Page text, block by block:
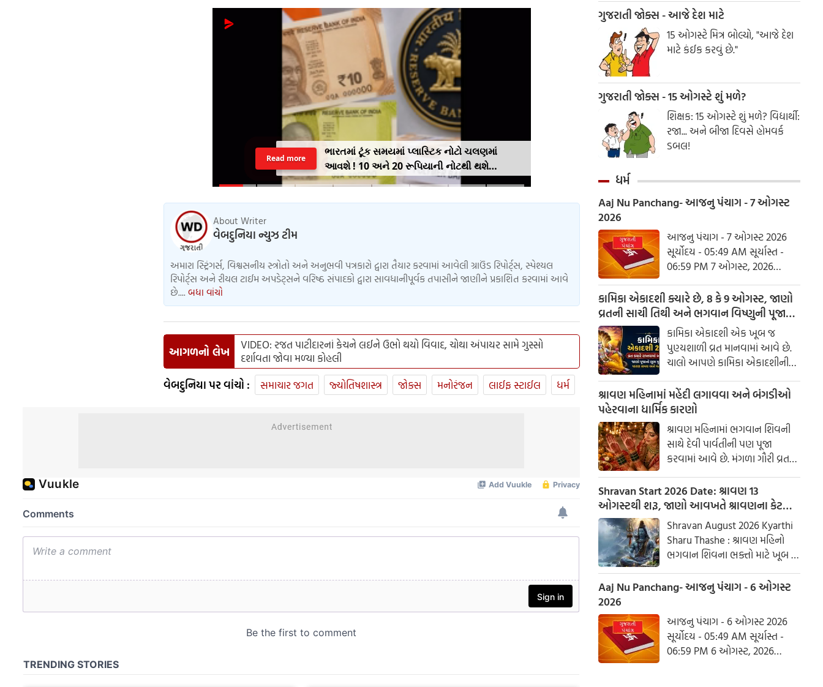
ભારતમાં ટૂંક સમયમાં પ્લાસ્ટિક નોટો ચલણમાં
આવશે ! 10 અને 20 રૂપિયાની નોટથી થશે
શરૂઆત, જાણો શુ થશે ફાયદો
Read more
About Writer
વેબદુનિયા ન્યુઝ ટીમ
અમારા સ્ટ્રિંગર્સ, વિશ્વસનીય સ્ત્રોતો અને અનુભવી પત્રકારો દ્વારા તૈયાર કરવામાં આવેલી ગ્રાઉંડ રિપોર્ટ્સ, સ્પેશ્યલ
રિપોર્ટ્સ અને રીયલ ટાઈમ અપડેટ્સને વરિષ્ઠ સંપાદકો દ્વારા સાવધાનીપૂર્વક તપાસીને જાણીને પ્રકાશિત કરવામાં આવે
છે.... બધા વાંચો
આગળનો લેખ
VIDEO: રજત પાટીદારનાં કેચને લઈને ઉભો થયો વિવાદ, ચોથા અંપાયર સામે ગુસ્સો
દર્શાવતા જોવા મળ્યા કોહલી
વેબદુનિયા પર વાંચો : સમાચાર જગત જ્યોતિષશાસ્ત્ર જોક્સ મનોરંજન લાઈફ સ્ટાઈલ ધર્મ
ગુજરાતી જોક્સ - આજે દેશ માટે
15 ઓગસ્ટે મિત્ર બોલ્યો, "આજે દેશ
માટે કંઈક કરવું છે."
ગુજરાતી જોક્સ - 15 ઓગસ્ટે શું મળે?
શિક્ષક: 15 ઓગસ્ટે શું મળે? વિદ્યાર્થી:
રજા... અને બીજા દિવસે હોમવર્ક
ડબલ!
ધર્મ
Aaj Nu Panchang- આજનુ પંચાગ - 7 ઓગસ્ટ
2026
આજનુ પંચાગ - 7 ઓગસ્ટ 2026
સૂર્યોદય - 05:49 AM સૂર્યાસ્ત -
06:59 PM 7 ઓગસ્ટ, 2026
શુક્રવાર આષાઢ વદ નોમ - વિક્રમ
સંવત 2082
કામિકા એકાદશી ક્યારે છે, 8 કે 9 ઓગસ્ટ, જાણો
વ્રતની સાચી તિથી અને ભગવાન વિષ્ણુની પૂજાનું
શુભ મુહૂર્ત
કામિકા એકાદશી એક ખૂબ જ
પુણ્યશાળી વ્રત માનવામાં આવે છે.
ચાલો આપણે કામિકા એકાદશીની
ચોક્કસ તારીખ અને આ દિવસે પૂજા
કરવાનો શુભ સમય જાણીએ.
શ્રાવણ મહિનામાં મહેંદી લગાવવા અને બંગડીઓ
પહેરવાના ધાર્મિક કારણો
શ્રાવણ મહિનામાં ભગવાન શિવની
સાથે દેવી પાર્વતીની પણ પૂજા
કરવામાં આવે છે. મંગળા ગૌરી વ્રત
અને હરિયાળી તીજ જેવા પ્રસંગોએ
મહેંદી લગાવવી અને લીલા રંગના
કપડાં પહેરવા એ પતિના લાંબા
માટે શુભ માનવામાં આવે છે.
આપણી પરંપરાઓમાં, સ્ત્રીઓને
પ્રકૃતિનું સ્વરૂપ માનવામાં આવે છે.
Shravan Start 2026 Date: શ્રાવણ 13
ઓગસ્ટથી શરૂ, જાણો આવખતે શ્રાવણના કેટલા
સોમવાર રહેશે
Shravan August 2026 Kyarthi
Sharu Thashe : શ્રાવણ મહિનો
ભગવાન શિવના ભક્તો માટે ખૂબ જ
ખાસ છે. આ મહિનામાં ભગવાન
શિવની પૂજા કરવાથી ઈચ્છાઓ
ઝડપથી પૂર્ણ થાય છે. ધાર્મિક
માન્યતાઓ અનુસાર, ભગવાન શિવે
આ મહિનામાં દેવી પાર્વતીને પોતાની
પત્ની તરીકે સ્વીકાર્યા હતા. ચાલો
જાણીએ કે આ વર્ષે શ્રાવણમાં કેટલા
Aaj Nu Panchang- આજનુ પંચાગ - 6 ઓગસ્ટ
2026
આજનુ પંચાગ - 6 ઓગસ્ટ 2026
સૂર્યોદય - 05:49 AM સૂર્યાસ્ત -
06:59 PM 6 ઓગસ્ટ, 2026